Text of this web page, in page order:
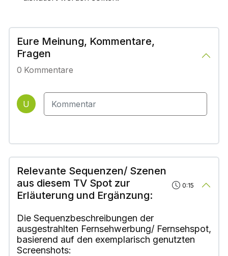
Eure Meinung, Kommentare,
Fragen
0 Kommentare
U
Relevante Sequenzen/ Szenen
aus diesem TV Spot zur
Erläuterung und Ergänzung:
0:15
Die Sequenzbeschreibungen der
ausgestrahlten Fernsehwerbung/ Fernsehspot,
basierend auf den exemplarisch genutzten
Screenshots: